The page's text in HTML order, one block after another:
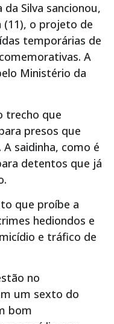
Silva sancionou,
o projeto de
temporárias de
A
Ministério da
trecho que
presos que
saidinha, como é
detentos que já
que proíbe a
hediondos e
e tráfico de
no
um sexto do
bom